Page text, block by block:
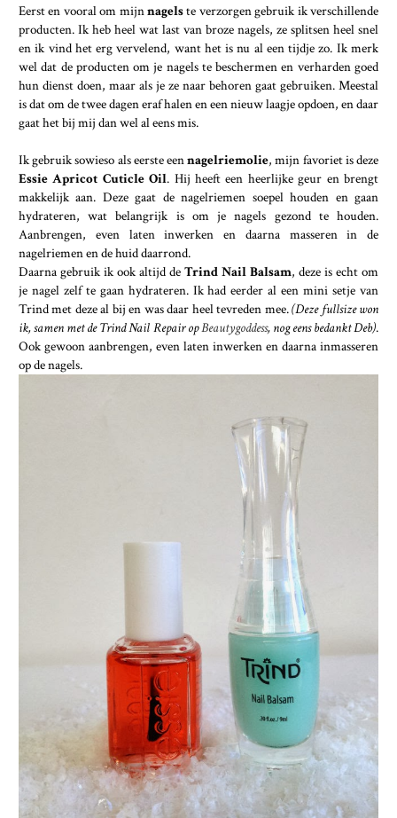
Eerst en vooral om mijnnagelste verzorgen gebruik ik verschillende
producten. Ik heb heel wat last van broze nagels, ze splitsen heel snel
en ik vind het erg vervelend, want het is nu al een tijdje zo. Ik merk
wel dat de producten om je nagels te beschermen en verharden goed
hun dienst doen, maar als je ze naar behoren gaat gebruiken. Meestal
is dat om de twee dagen eraf halen en een nieuw laagje opdoen, en daar
gaat het bij mij dan wel al eens mis.
Ik gebruik sowieso als eerste eennagelriemolie, mijn favoriet is deze
Essie Apricot Cuticle Oil. Hij heeft een heerlijke geur en brengt
makkelijk aan. Deze gaat de nagelriemen soepel houden en gaan
hydrateren, wat belangrijk is om je nagels gezond te houden.
Aanbrengen, even laten inwerken en daarna masseren in de
nagelriemen en de huid daarrond.
Daarna gebruik ik ook altijd de Trind Nail Balsam, deze is echt om
je nagel zelf te gaan hydrateren. Ik had eerder al een mini setje van
Trind met deze al bij en was daar heel tevreden mee.(Deze fullsize won
ik, samen met de Trind Nail Repair opBeautygoddess, nog eens bedankt Deb).
Ook gewoon aanbrengen, even laten inwerken en daarna inmasseren
op de nagels.